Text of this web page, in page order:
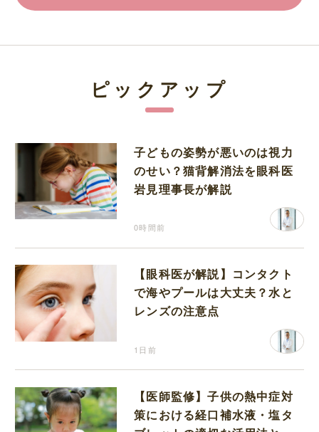
ピックアップ
子どもの姿勢が悪いのは視力
のせい？猫背解消法を眼科医
岩見理事長が解説
0時間前
【眼科医が解説】コンタクト
で海やプールは大丈夫？水と
レンズの注意点
1日前
【医師監修】子供の熱中症対
策における経口補水液・塩タ